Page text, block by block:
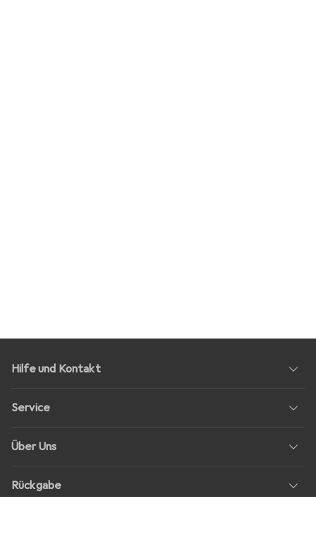
Hilfe und Kontakt
Service
Über Uns
Rückgabe